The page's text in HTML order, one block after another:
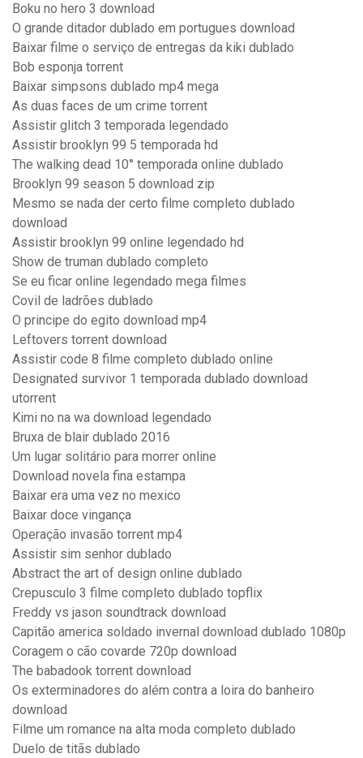
Boku no hero 3 download
O grande ditador dublado em portugues download
Baixar filme o serviço de entregas da kiki dublado
Bob esponja torrent
Baixar simpsons dublado mp4 mega
As duas faces de um crime torrent
Assistir glitch 3 temporada legendado
Assistir brooklyn 99 5 temporada hd
The walking dead 10° temporada online dublado
Brooklyn 99 season 5 download zip
Mesmo se nada der certo filme completo dublado
download
Assistir brooklyn 99 online legendado hd
Show de truman dublado completo
Se eu ficar online legendado mega filmes
Covil de ladrões dublado
O principe do egito download mp4
Leftovers torrent download
Assistir code 8 filme completo dublado online
Designated survivor 1 temporada dublado download
utorrent
Kimi no na wa download legendado
Bruxa de blair dublado 2016
Um lugar solitário para morrer online
Download novela fina estampa
Baixar era uma vez no mexico
Baixar doce vingança
Operação invasão torrent mp4
Assistir sim senhor dublado
Abstract the art of design online dublado
Crepusculo 3 filme completo dublado topflix
Freddy vs jason soundtrack download
Capitão america soldado invernal download dublado 1080p
Coragem o cão covarde 720p download
The babadook torrent download
Os exterminadores do além contra a loira do banheiro
download
Filme um romance na alta moda completo dublado
Duelo de titãs dublado